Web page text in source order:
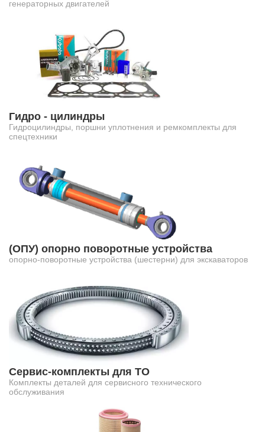
генераторных двигателей
Гидро - цилиндры
Гидроцилиндры, поршни уплотнения и ремкомплекты для
спецтехники
(ОПУ) опорно поворотные устройства
опорно-поворотные устройства (шестерни) для экскаваторов
Сервис-комплекты для ТО
Комплекты деталей для сервисного технического
обслуживания